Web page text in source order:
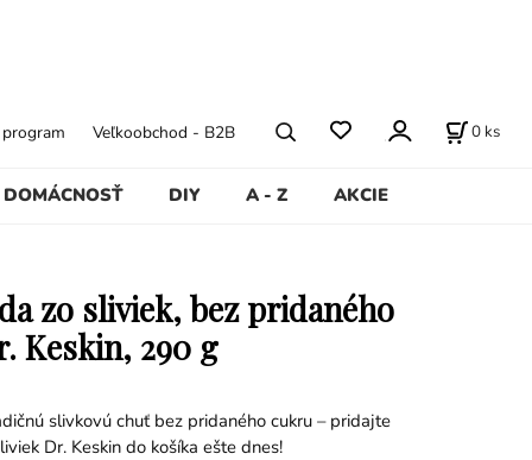
DOMÁCNOSŤ DIY A - Z AKCIE
Veľkoobchod - B2B 0 ks
zo sliviek, bez pridaného
Keskin, 290 g
slivkovú chuť bez pridaného cukru – pridajte
Dr. Keskin do košíka ešte dnes!